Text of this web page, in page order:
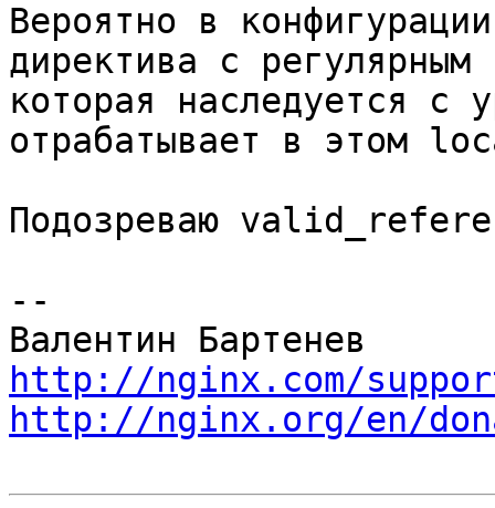
Вероятно в
директива с
которая наследуется с
отрабатывает в этом
Подозреваю
--
http://nginx.com/
http://nginx.org/en/